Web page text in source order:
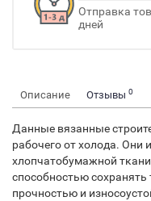
Отправка
дней
Описание Отзывы 0
Данные вязанные
рабочего от холода. Они
хлопчатобумажной
способностью
прочностью и